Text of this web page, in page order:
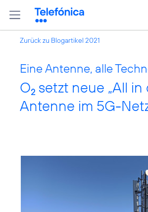
Zurück zu Blogartikel 2021
Eine Antenne, alle
O2 setzt neue „All in
Antenne im 5G-